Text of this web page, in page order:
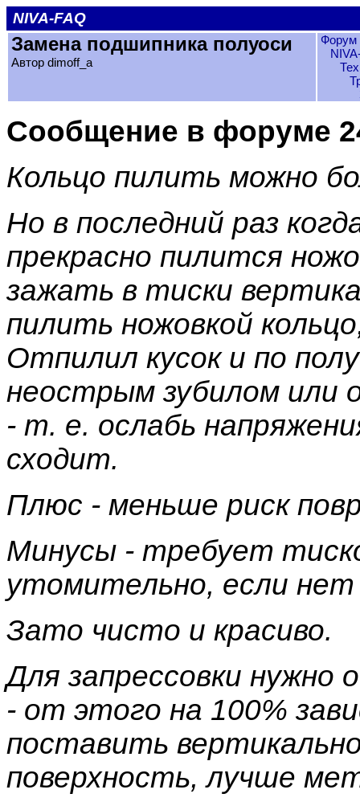
NIVA-FAQ
Замена подшипника полуоси
Автор dimoff_a
Форум
Сообщение в форуме
Кольцо пилить можно
Но в последний раз
прекрасно пилится
зажать в тиски
пилить ножовкой
Отпилил кусок и по
неострым зубилом или
- т. е. ослабь
сходит.
Плюс - меньше риск
Минусы - требует
утомительно, если нет
Зато чисто и красиво.
Для запрессовки нужно
- от этого на 100%
поставить
поверхность, лучше